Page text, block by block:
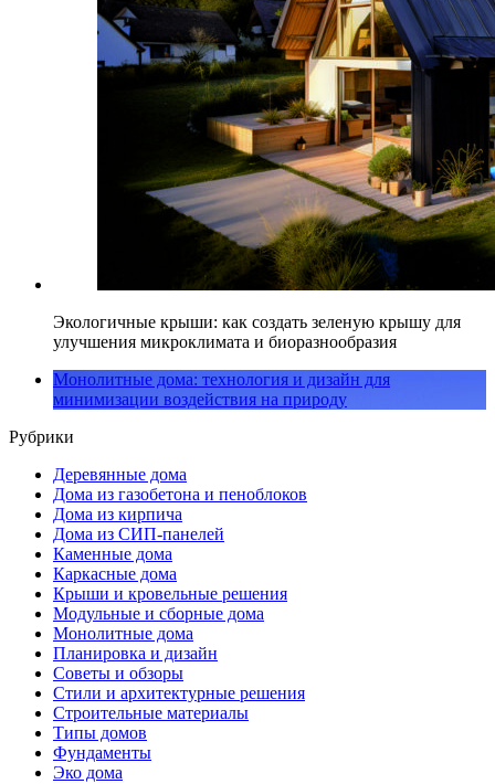
Экологичные крыши: как создать зеленую крышу для
улучшения микроклимата и биоразнообразия
Монолитные дома: технология и дизайн для
минимизации воздействия на природу
Рубрики
Деревянные дома
Дома из газобетона и пеноблоков
Дома из кирпича
Дома из СИП-панелей
Каменные дома
Каркасные дома
Крыши и кровельные решения
Модульные и сборные дома
Монолитные дома
Планировка и дизайн
Советы и обзоры
Стили и архитектурные решения
Строительные материалы
Типы домов
Фундаменты
Эко дома